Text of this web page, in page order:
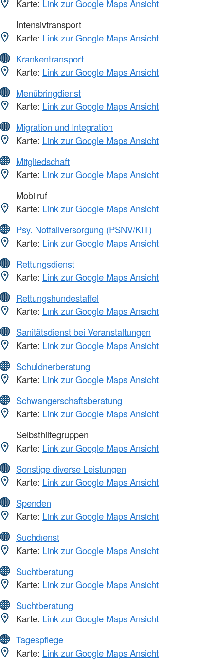
Karte: Link zur Google Maps Ansicht
Intensivtransport
Karte: Link zur Google Maps Ansicht
Krankentransport
Karte: Link zur Google Maps Ansicht
Menübringdienst
Karte: Link zur Google Maps Ansicht
Migration und Integration
Karte: Link zur Google Maps Ansicht
Mitgliedschaft
Karte: Link zur Google Maps Ansicht
Mobilruf
Karte: Link zur Google Maps Ansicht
Psy. Notfallversorgung (PSNV/KIT)
Karte: Link zur Google Maps Ansicht
Rettungsdienst
Karte: Link zur Google Maps Ansicht
Rettungshundestaffel
Karte: Link zur Google Maps Ansicht
Sanitätsdienst bei Veranstaltungen
Karte: Link zur Google Maps Ansicht
Schuldnerberatung
Karte: Link zur Google Maps Ansicht
Schwangerschaftsberatung
Karte: Link zur Google Maps Ansicht
Selbsthilfegruppen
Karte: Link zur Google Maps Ansicht
Sonstige diverse Leistungen
Karte: Link zur Google Maps Ansicht
Spenden
Karte: Link zur Google Maps Ansicht
Suchdienst
Karte: Link zur Google Maps Ansicht
Suchtberatung
Karte: Link zur Google Maps Ansicht
Suchtberatung
Karte: Link zur Google Maps Ansicht
Tagespflege
Karte: Link zur Google Maps Ansicht